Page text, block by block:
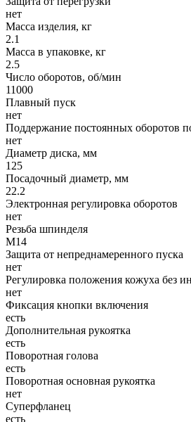
нет
Масса изделия, кг
2.1
Масса в упаковке, кг
2.5
Число оборотов, об/мин
11000
Плавный пуск
нет
Поддержание постоянных оборотов
нет
Диаметр диска, мм
125
Посадочный диаметр, мм
22.2
Электронная регулировка оборотов
нет
Резьба шпинделя
М14
Защита от непреднамеренного пуска
нет
Регулировка положения кожуха без
нет
Фиксация кнопки включения
есть
Дополнительная рукоятка
есть
Поворотная голова
есть
Поворотная основная рукоятка
нет
Суперфланец
есть